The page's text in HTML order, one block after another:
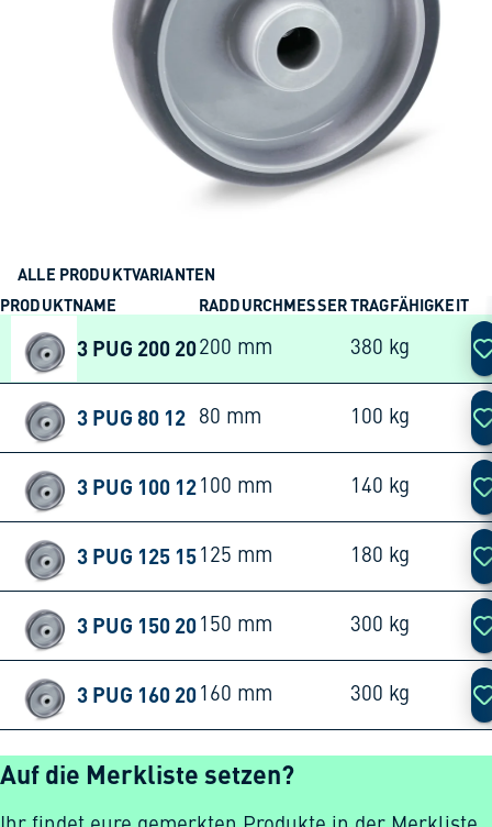
ALLE PRODUKTVARIANTEN
PRODUKTNAME
RADDURCHMESSERTRAGFÄHIGKEIT
3 PUG 200 20200 mm 380 kg
3 PUG 80 12 80 mm 100 kg
3 PUG 100 12 100 mm 140 kg
3 PUG 125 15 125 mm 180 kg
3 PUG 150 20 150 mm 300 kg
3 PUG 160 20 160 mm 300 kg
Auf die Merkliste setzen?